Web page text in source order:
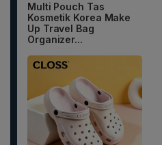
Multi Pouch Tas
Kosmetik Korea Make
Up Travel Bag
Organizer...